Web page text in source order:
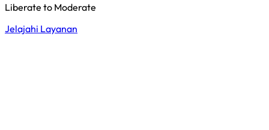
Liberate to Moderate
Jelajahi Layanan